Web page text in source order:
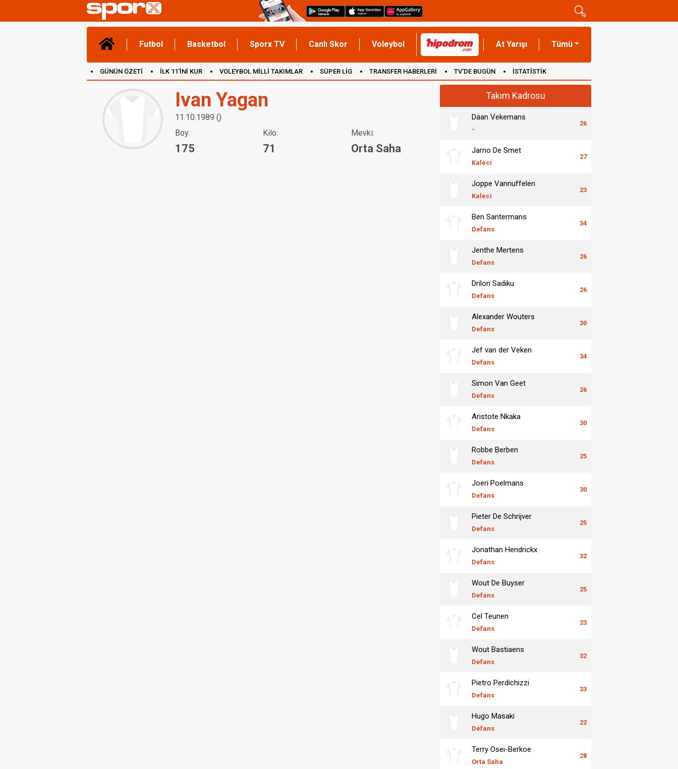
Futbol Basketbol Sporx TV Canlı Skor Voleybol At Yarışı Tümü
GÜNÜN ÖZETİ İLK 11'İNİ KUR VOLEYBOL MİLLİ TAKIMLAR SÜPER LİG TRANSFER HABERLERİ TV'DE BUGÜN İSTATİSTİK
Ivan Yagan
11.10.1989 ()
Boy:
175
Kilo:
71
Mevki:
Orta Saha
Takım Kadrosu
Daan Vekemans
-
26
Jarno De Smet
Kaleci
27
Joppe Vannuffelen
Kaleci
23
Ben Santermans
Defans
34
Jenthe Mertens
Defans
26
Drilon Sadiku
Defans
26
Alexander Wouters
Defans
30
Jef van der Veken
Defans
34
Simon Van Geet
Defans
26
Aristote Nkaka
Defans
30
Robbe Berben
Defans
25
Joeri Poelmans
Defans
30
Pieter De Schrijver
Defans
25
Jonathan Hendrickx
Defans
32
Wout De Buyser
Defans
25
Cel Teunen
Defans
23
Wout Bastiaens
Defans
32
Pietro Perdichizzi
Defans
33
Hugo Masaki
Defans
22
Terry Osei-Berkoe
Orta Saha
28